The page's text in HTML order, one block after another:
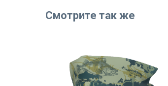
Смотрите так же